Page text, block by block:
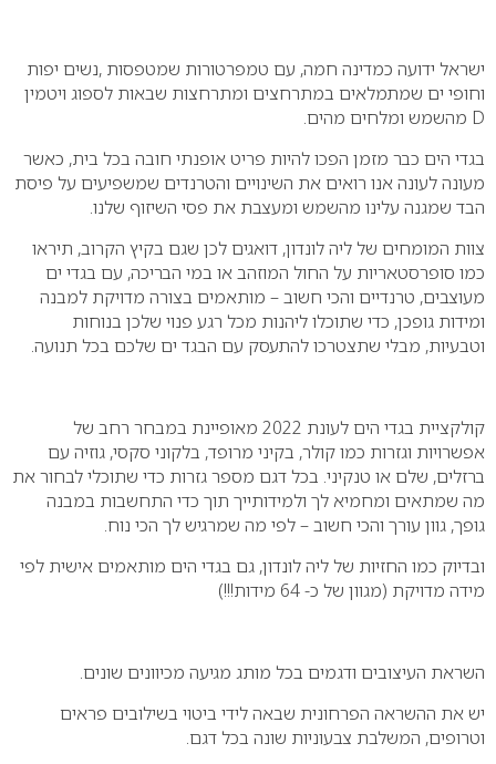
ישראל ידועה כמדינה חמה, עם טמפרטורות שמטפסות ,נשים יפות
וחופי ים שמתמלאים במתרחצים ומתרחצות שבאות לספוג ויטמין
D מהשמש ומלחים מהים.
בגדי הים כבר מזמן הפכו להיות פריט אופנתי חובה בכל בית, כאשר
מעונה לעונה אנו רואים את השינויים והטרנדים שמשפיעים על פיסת
הבד שמגנה עלינו מהשמש ומעצבת את פסי השיזוף שלנו.
צוות המומחים של ליה לונדון, דואגים לכן שגם בקיץ הקרוב, תיראו
כמו סופרסטאריות על החול המוזהב או במי הבריכה, עם בגדי ים
מעוצבים, טרנדיים והכי חשוב – מותאמים בצורה מדויקת למבנה
ומידות גופכן, כדי שתוכלו ליהנות מכל רגע פנוי שלכן בנוחות
וטבעיות, מבלי שתצטרכו להתעסק עם הבגד ים שלכם בכל תנועה.
קולקציית בגדי הים לעונת 2022 מאופיינת במבחר רחב של
אפשרויות וגזרות כמו קולר, בקיני מרופד, בלקוני סקסי, גוזיה עם
ברזלים, שלם או טנקיני. בכל דגם מספר גזרות כדי שתוכלי לבחור את
מה שמתאים ומחמיא לך ולמידותייך תוך כדי התחשבות במבנה
גופך, גוון עורך והכי חשוב – לפי מה שמרגיש לך הכי נוח.
ובדיוק כמו החזיות של ליה לונדון, גם בגדי הים מותאמים אישית לפי
מידה מדויקת (מגוון של כ- 64 מידות!!!)
השראת העיצובים ודגמים בכל מותג מגיעה מכיוונים שונים.
יש את ההשראה הפרחונית שבאה לידי ביטוי בשילובים פראים
וטרופים, המשלבת צבעוניות שונה בכל דגם.